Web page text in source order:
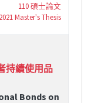
110 碩士論文
2021 Master's Thesis
持續使用品
Bonds on